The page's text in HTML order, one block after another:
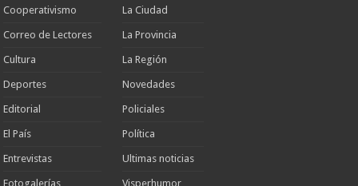
Cooperativismo
Correo de Lectores
Cultura
Deportes
Editorial
El País
Entrevistas
Fotogalerías
La Ciudad
La Provincia
La Región
Novedades
Policiales
Política
Ultimas noticias
Visperhumor